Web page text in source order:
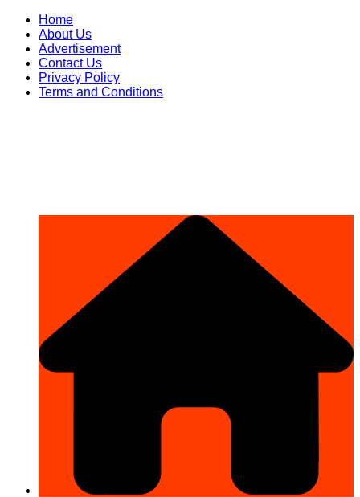
Skip
content
Home
About Us
Advertisement
Contact Us
Privacy Policy
Terms and Conditions